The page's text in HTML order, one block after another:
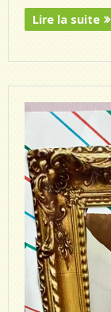
Lire la suite